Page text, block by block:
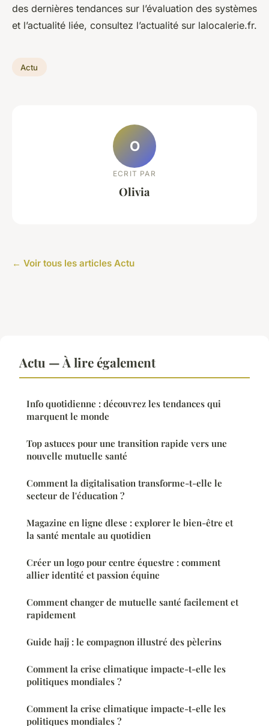
des dernières tendances sur l’évaluation des systèmes
et l’actualité liée, consultez l’actualité sur lalocalerie.fr.
Actu
O
ECRIT PAR
Olivia
← Voir tous les articles Actu
Actu — À lire également
Info quotidienne : découvrez les tendances qui
marquent le monde
Top astuces pour une transition rapide vers une
nouvelle mutuelle santé
Comment la digitalisation transforme-t-elle le
secteur de l'éducation ?
Magazine en ligne dlese : explorer le bien-être et
la santé mentale au quotidien
Créer un logo pour centre équestre : comment
allier identité et passion équine
Comment changer de mutuelle santé facilement et
rapidement
Guide hajj : le compagnon illustré des pèlerins
Comment la crise climatique impacte-t-elle les
politiques mondiales ?
Comment la crise climatique impacte-t-elle les
politiques mondiales ?